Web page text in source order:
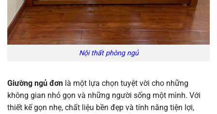
Nội thất phòng ngủ
Giường ngủ đơn là một lựa chọn tuyệt vời cho những
không gian nhỏ gọn và những người sống một mình. Với
thiết kế gọn nhẹ, chất liệu bền đẹp và tính năng tiện lợi,